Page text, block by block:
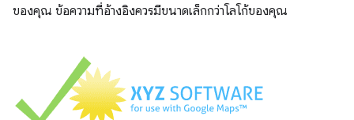
ของคุณ ข้อความที่อ้างอิงควรมีขนาดเล็กกว่าโลโก้ของคุณ